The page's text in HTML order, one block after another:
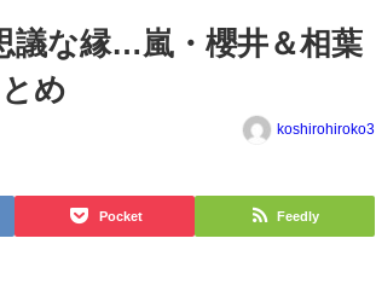
議な縁…嵐・櫻井＆相葉
め
koshirohiroko3
Pocket Feedly